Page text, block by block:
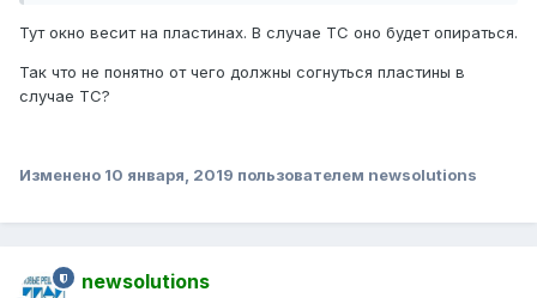
Тут окно весит на пластинах. В случае ТС оно будет опираться.
Так что не понятно от чего должны согнуться пластины в
случае ТС?
Изменено 10 января, 2019 пользователем newsolutions
newsolutions